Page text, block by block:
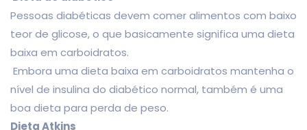
Pessoas diabéticas devem comer alimentos com baixo
teor de glicose, o que basicamente significa uma dieta
baixa em carboidratos.
Embora uma dieta baixa em carboidratos mantenha o
nível de insulina do diabético normal, também é uma
boa dieta para perda de peso.
Dieta Atkins